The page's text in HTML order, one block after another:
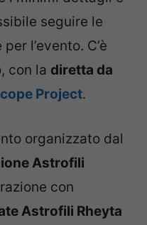
seguire le
l’evento. C’è
con la diretta da
Project.
organizzato dal
Astrofili
con
Astrofili Rheyta